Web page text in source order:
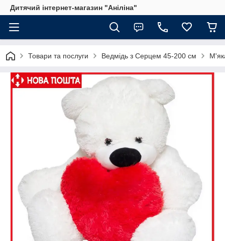
Дитячий інтернет-магазин "Аніліна"
Товари та послуги Ведмідь з Серцем 45-200 см